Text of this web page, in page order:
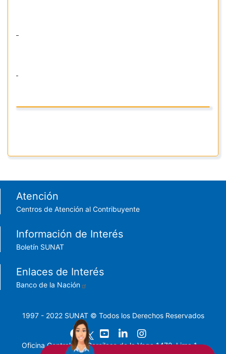
Footer menu
Atención
Centros de Atención al Contribuyente
Información de Interés
Boletín SUNAT
Enlaces de Interés
Banco de la Nación
1997 - 2022 SUNAT © Todos los Derechos Reservados
Oficina Central: Av. Garcilaso de la Vega 1472, Lima 1